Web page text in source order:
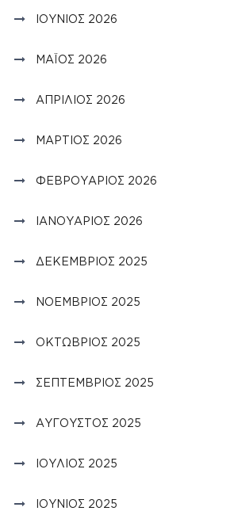
ΙΟΎΝΙΟΣ 2026
ΜΆΙΟΣ 2026
ΑΠΡΊΛΙΟΣ 2026
ΜΆΡΤΙΟΣ 2026
ΦΕΒΡΟΥΆΡΙΟΣ 2026
ΙΑΝΟΥΆΡΙΟΣ 2026
ΔΕΚΈΜΒΡΙΟΣ 2025
ΝΟΈΜΒΡΙΟΣ 2025
ΟΚΤΏΒΡΙΟΣ 2025
ΣΕΠΤΈΜΒΡΙΟΣ 2025
ΑΎΓΟΥΣΤΟΣ 2025
ΙΟΎΛΙΟΣ 2025
ΙΟΎΝΙΟΣ 2025